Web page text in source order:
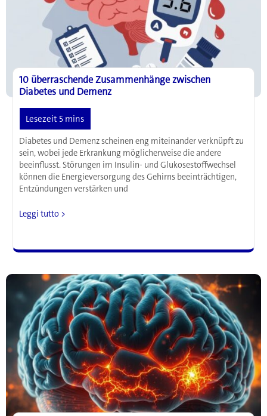
10 überraschende Zusammenhänge zwischen
Diabetes und Demenz
Diabetes und Demenz scheinen eng miteinander verknüpft zu
sein, wobei jede Erkrankung möglicherweise die andere
beeinflusst. Störungen im Insulin- und Glukosestoffwechsel
können die Energieversorgung des Gehirns beeinträchtigen,
Entzündungen verstärken und
10
zwischen
und
Demenz
Leggi tutto >